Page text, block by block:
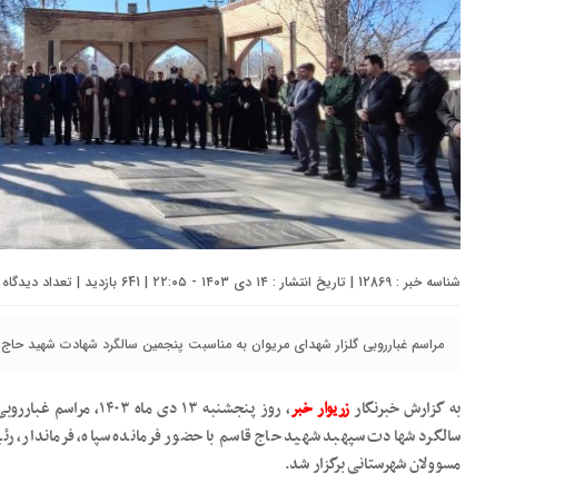
شناسه خبر : 12869 | تاریخ انتشار : ۱۴ دی ۱۴۰۳ - ۲۲:۰۵ | 641 بازدید | تعداد دیدگاه :
مراسم غبارروبی گلزار شهدای مریوان به مناسبت پنجمین سالگرد شهادت شهید حاج
به گزارش خبرنگار زریوار خبر
، روز پنجشنبه ۱۳ دی
سالگرد شهادت سپهبد شهید حاج قاسم با حضور فرمانده سپاه، فرماندار،
مسوولان شهرستانی برگزار شد.